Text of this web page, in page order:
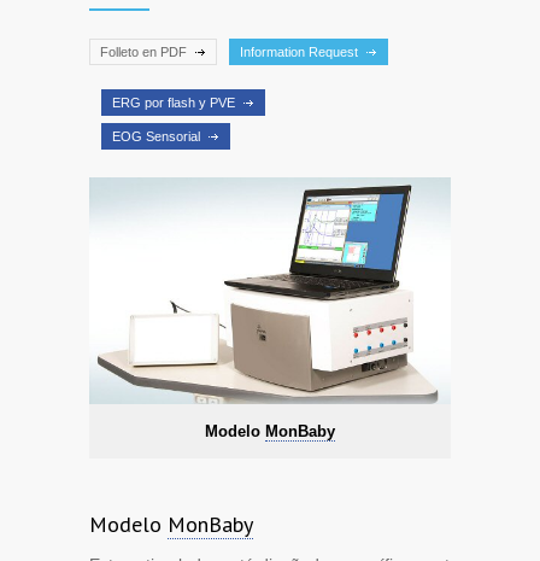
Folleto en PDF Information Request
ERG por flash y PVE
EOG Sensorial
Modelo MonBaby
Modelo MonBaby